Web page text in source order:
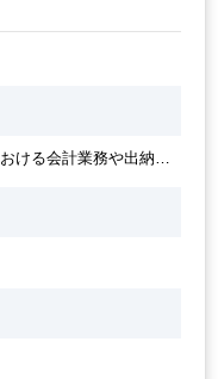
ける会計業務や出納業